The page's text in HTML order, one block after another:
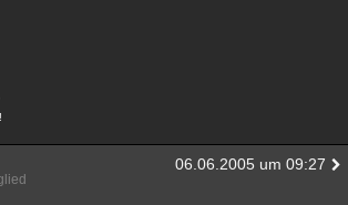
06.06.2005 um 09:27